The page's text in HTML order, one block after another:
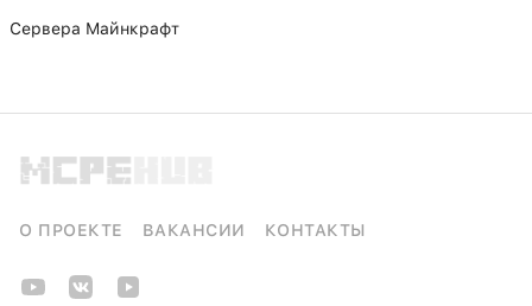
Сервера Майнкрафт
О ПРОЕКТЕ ВАКАНСИИ КОНТАКТЫ